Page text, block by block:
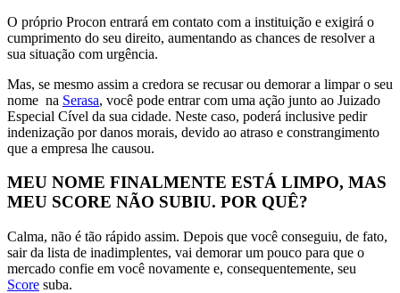
O próprio Procon entrará em contato com a instituição e exigirá o
cumprimento do seu direito, aumentando as chances de resolver a
sua situação com urgência.
Mas, se mesmo assim a credora se recusar ou demorar a limpar o seu
nome na Serasa, você pode entrar com uma ação junto ao Juizado
Especial Cível da sua cidade. Neste caso, poderá inclusive pedir
indenização por danos morais, devido ao atraso e constrangimento
que a empresa lhe causou.
MEU NOME FINALMENTE ESTÁ LIMPO, MAS
MEU SCORE NÃO SUBIU. POR QUÊ?
Calma, não é tão rápido assim. Depois que você conseguiu, de fato,
sair da lista de inadimplentes, vai demorar um pouco para que o
mercado confie em você novamente e, consequentemente, seu
Score suba.